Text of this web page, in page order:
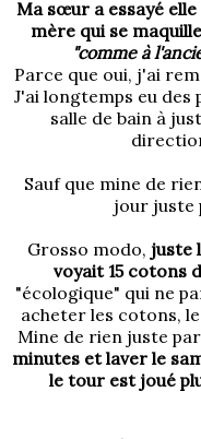
Ma sœur a essayé
mère qui se
"comme à
Parce que oui, j'ai
J'ai longtemps eu
salle de bain à
Sauf que mine de
jour juste
Grosso modo, juste
voyait 15 cotons
"écologique" qui ne
acheter les cotons,
Mine de rien juste
minutes et laver le
le tour est joué